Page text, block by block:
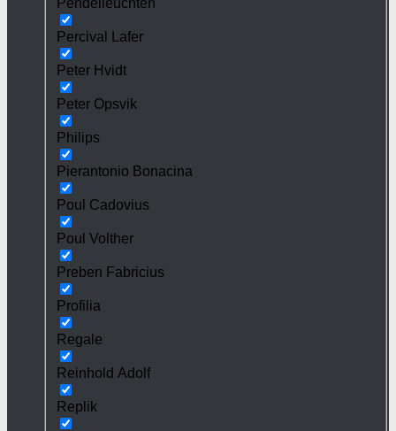
Percival Lafer
Peter Hvidt
Peter Opsvik
Philips
Pierantonio Bonacina
Poul Cadovius
Poul Volther
Preben Fabricius
Profilia
Regale
Reinhold Adolf
Replik